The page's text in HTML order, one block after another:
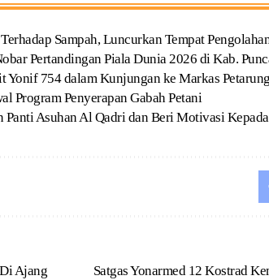
Sampah, Luncurkan Tempat
Pertandingan Piala Dunia 2026 di Kab.
Yonif 754 dalam Kunjungan ke Markas
Program Penyerapan Gabah Petani
Panti Asuhan Al Qadri dan Beri Motivasi
Ajang
Satgas Yonarmed 12 Kostrad